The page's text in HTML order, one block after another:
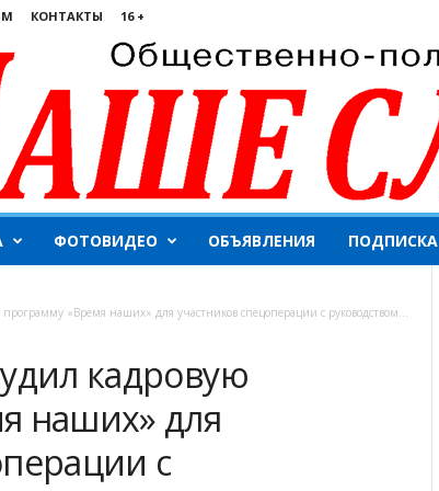
КОНТАКТЫ 16 +
ФОТОВИДЕО ОБЪЯВЛЕНИЯ ПОДПИСКА
«Время наших» для участников спецоперации с руководством...
кадровую
наших» для
с